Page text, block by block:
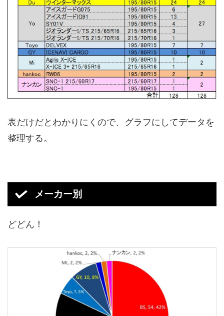
表だけだとわかりにくので、グラフにしてデータを
整理する。
メーカー別
どどん！